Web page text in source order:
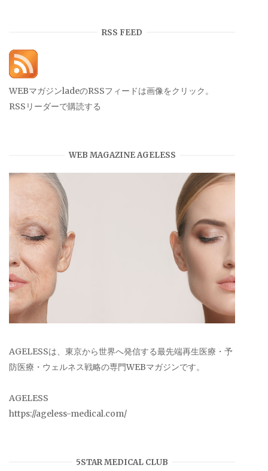
RSS FEED
WEBマガジンladeのRSSフィードは画像をクリック。
RSSリーダーで購読する
WEB MAGAZINE AGELESS
AGELESSは、東京から世界へ発信する最先端再生医療・予
防医療・ウェルネス戦略の専門WEBマガジンです。
AGELESS
https://ageless-medical.com/
5STAR MEDICAL CLUB